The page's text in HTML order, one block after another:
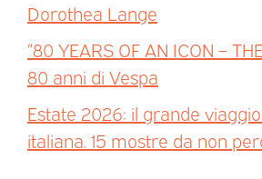
Dorothea Lange
“80 YEARS OF AN ICON –
80 anni di Vespa
Estate 2026: il grande viaggio
italiana. 15 mostre da non